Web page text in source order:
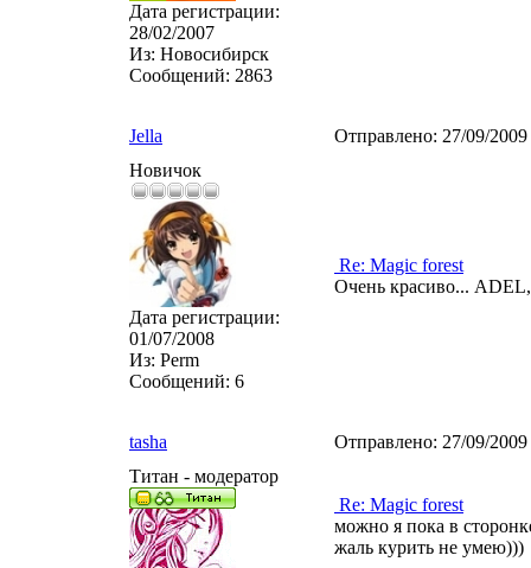
Дата регистрации:
28/02/2007
Из: Новосибирск
Сообщений: 2863
Jella Отправлено: 27/09/
Новичок
Дата регистрации:
01/07/2008
Из: Perm
Сообщений: 6
Re: Magic forest
Очень красиво...
tasha Отправлено: 27/09/
Титан - модератор
Re: Magic forest
можно я пока в
жаль курить не умею)))